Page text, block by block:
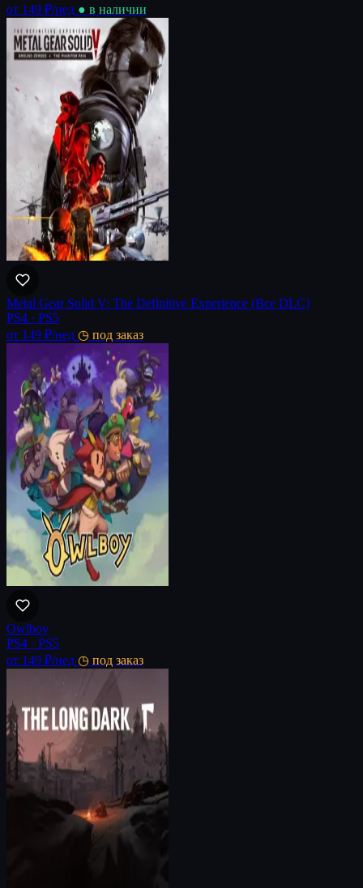
от 149 ₽/нед ● в наличии
Metal Gear Solid V: The Definitive Experience (Все DLC)
PS4 · PS5
от 149 ₽/нед ◷ под заказ
Owlboy
PS4 · PS5
от 149 ₽/нед ◷ под заказ